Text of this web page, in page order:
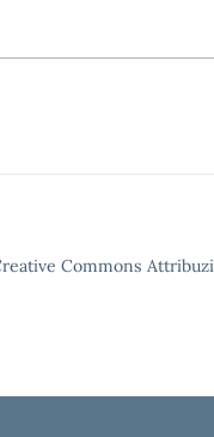
Commons